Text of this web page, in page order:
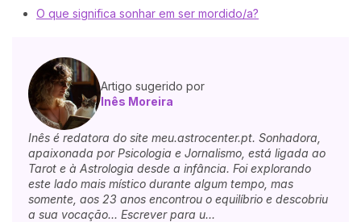
O que significa sonhar em ser mordido/a?
Artigo sugerido por
Inês Moreira
Inês é redatora do site meu.astrocenter.pt. Sonhadora,
apaixonada por Psicologia e Jornalismo, está ligada ao
Tarot e à Astrologia desde a infância. Foi explorando
este lado mais místico durante algum tempo, mas
somente, aos 23 anos encontrou o equilíbrio e descobriu
a sua vocação... Escrever para u...